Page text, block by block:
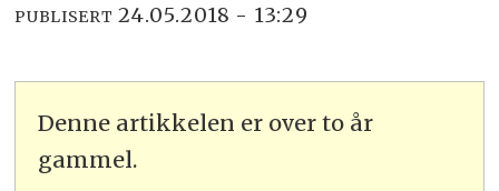
PUBLISERT 24.05.2018 - 13:29
Denne artikkelen er over to år
gammel.